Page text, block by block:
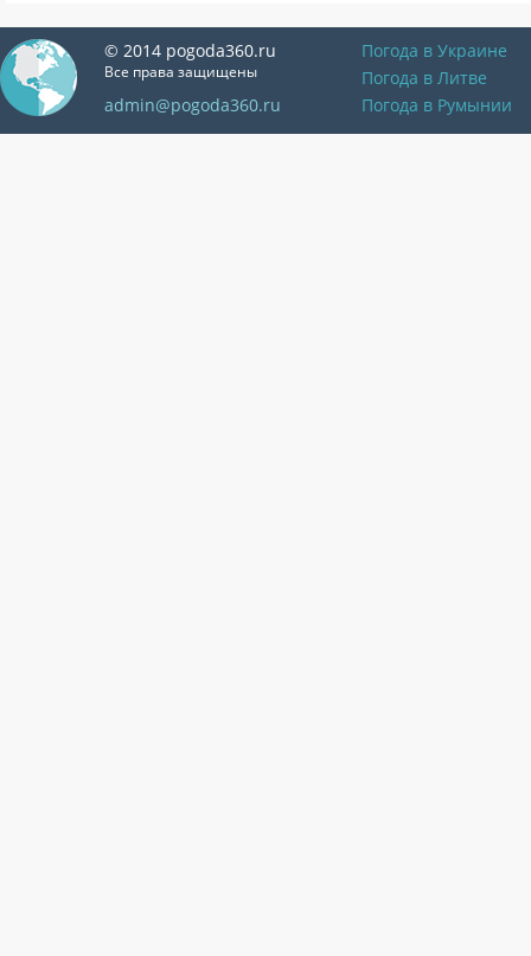
© 2014 pogoda360.ru
Все права защищены
admin@pogoda360.ru
Погода в Украине
Погода в Литве
Погода в Румынии